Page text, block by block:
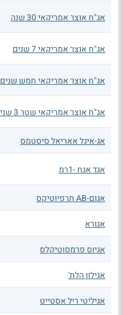
אג"ח אוצר אמריקאי 30 שנה
אג"ח אוצר אמריקאי 7 שנים
אג"ח אוצר אמריקאי חמש שנים
אג"ח אוצר אמריקאי שטר 3 שנים
אג-איגל אאריאל סיסטמס
אגד אגח -1רמ
אגום-AB תרפיוטיקס
אגורא
אגיוס פרמסוטיקלס
אגילון הלת'
אגיליטי ריל אסטייט